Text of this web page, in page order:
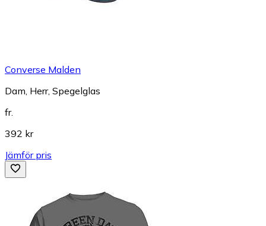
Converse Malden
Dam, Herr, Spegelglas
fr.
392 kr
Jämför pris